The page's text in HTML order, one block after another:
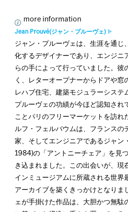
more information
Jean Prouvé(ジャン・プルーヴェ)
ジャン・プルーヴェは、生涯を通じ
化するデザイナーであり、エンジニ
らの手によって行っていました。彼
く、レターオープナーからドアや窓
レハブ住宅、建築モジュラーシステ
プルーヴェの功績が今ほど認知さ
ことパリのフリーマーケットを訪れ
ルフ・フェルバウムは、フランスの
家、そしてエンジニアであるジャン
1984)の「アントニーチェア」を見
き込まれました。この出会いが、現
インミュージアムに所蔵される世界
アーカイブを築くきっかけとなりま
ェが手掛けた作品は、大胆かつ無駄